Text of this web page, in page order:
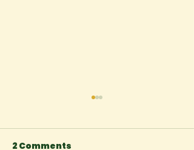
2 Comments